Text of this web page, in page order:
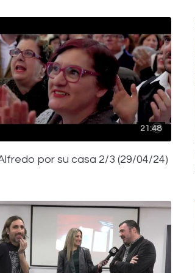
21:48
por su casa 2/3 (29/04/24)